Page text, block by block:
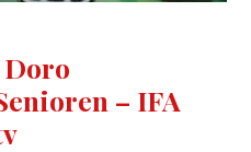
Doro
– IFA